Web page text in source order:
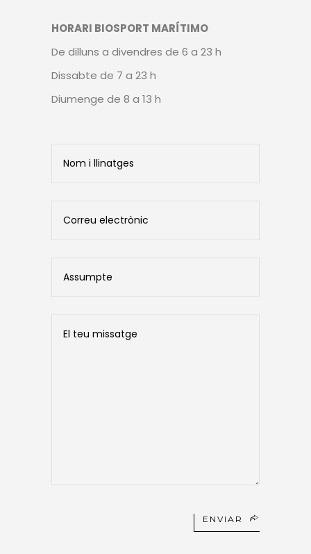
HORARI BIOSPORT MARÍTIMO
De dilluns a divendres de 6 a 23 h
Dissabte de 7 a 23 h
Diumenge de 8 a 13 h
ENVIAR